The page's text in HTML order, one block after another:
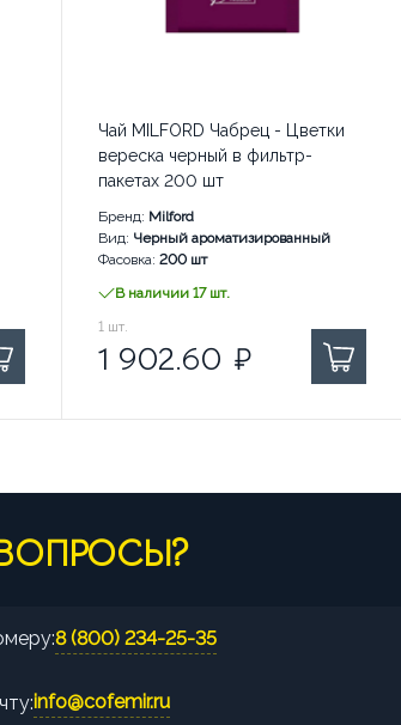
В наличии: 3 шт.
Чай MILFORD Чабрец - Цветки
вереска черный в фильтр-
пакетах 200 шт
Бренд: Milford
Вид: Черный ароматизированный
Фасовка: 200 шт
В наличии 17 шт.
1 902.60
1 шт.
1 902.60 ₽
8 (800) 234-25-35
info@cofemir.ru